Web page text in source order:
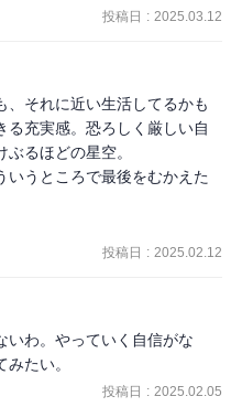
投稿日 : 2025.03.12
、それに近い生活してるかも
る充実感。恐ろしく厳しい自
るほどの星空。
いうところで最後をむかえた
投稿日 : 2025.02.12
いわ。やっていく自信がな
たい。
投稿日 : 2025.02.05